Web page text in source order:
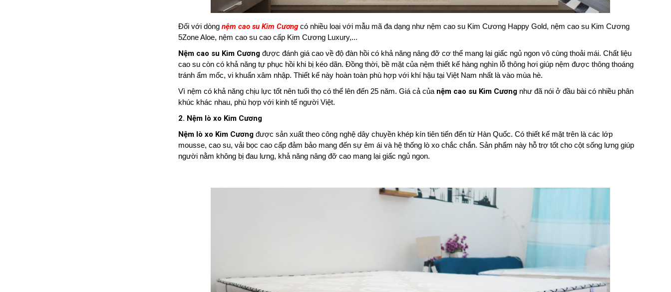
Đối với dòng nệm cao su Kim Cương có nhiều loại với mẫu mã đa dạng như nệm cao su Kim Cương Happy Gold, nệm cao su Kim Cương
5Zone Aloe, nệm cao su cao cấp Kim Cương Luxury,...
Nệm cao su Kim Cương được đánh giá cao về độ đàn hồi có khả năng nâng đỡ cơ thể mang lại giấc ngủ ngon vô cùng thoải mái. Chất liệu
cao su còn có khả năng tự phục hồi khi bị kéo dãn. Đồng thời, bề mặt của nệm thiết kế hàng nghìn lỗ thông hơi giúp nệm được thông thoáng
tránh ẩm mốc, vi khuẩn xâm nhập. Thiết kế này hoàn toàn phù hợp với khí hậu tại Việt Nam nhất là vào mùa hè.
Vì nệm có khả năng chịu lực tốt nên tuổi thọ có thể lên đến 25 năm. Giá cả của nệm cao su Kim Cương như đã nói ở đầu bài có nhiều phân
khúc khác nhau, phù hợp với kinh tế người Việt.
2. Nệm lò xo Kim Cương
Nệm lò xo Kim Cương được sản xuất theo công nghệ dây chuyền khép kín tiên tiến đến từ Hàn Quốc. Có thiết kế mặt trên là các lớp
mousse, cao su, vải bọc cao cấp đảm bảo mang đến sự êm ái và hệ thống lò xo chắc chắn. Sản phẩm này hỗ trợ tốt cho cột sống lưng giúp
người nằm không bị đau lưng, khả năng nâng đỡ cao mang lại giấc ngủ ngon.